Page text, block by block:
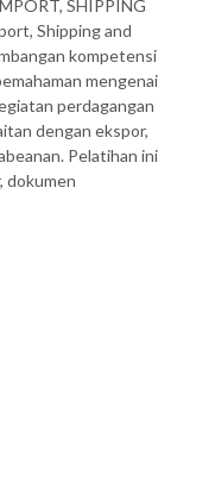
SHIPPING
Shipping and
kompetensi
mengenai
perdagangan
dengan ekspor,
Pelatihan ini
dokumen